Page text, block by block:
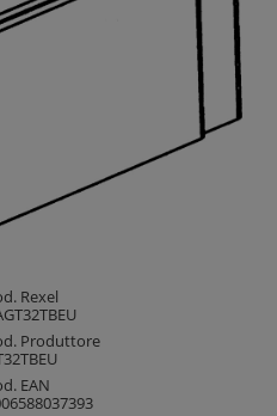
Rexel
Produttore
EAN